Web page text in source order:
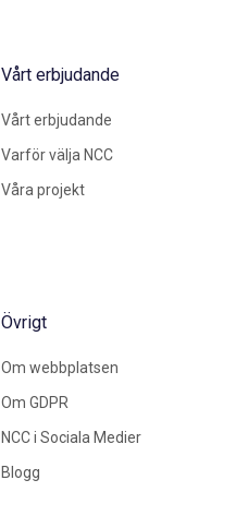
Vårt erbjudande
Vårt erbjudande
Varför välja NCC
Våra projekt
Övrigt
Om webbplatsen
Om GDPR
NCC i Sociala Medier
Blogg